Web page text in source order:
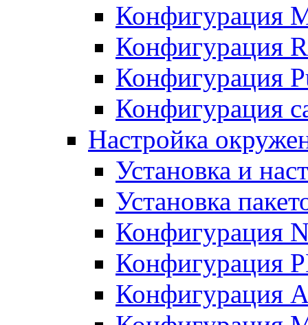
Конфигурация
Конфигурация
Конфигурация
Конфигурация
Настройка
Установка и
Установка
Конфигурация
Конфигурация
Конфигурация